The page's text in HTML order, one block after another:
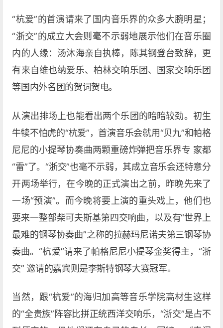
“杭爱”的首演请来了国内音乐界的众多大腕明星；
“浙交”的成立大会则毫不示弱地展示他们在音乐圈
内的人缘：汤沐海亲自执棒，陈其钢登台致辞，更
有来自维也纳爱乐、柏林交响乐团、国家交响乐团
等国内外名团的贺词贺电。
从演出排场上也能看出两个乐团的暗暗较劲。初生
牛犊不怕虎的“杭爱”，首演音乐会就用“贝九”和帕格
尼尼的小提琴协奏曲两颗重磅炸弹把音乐界专 家都
“雷”了。“浙交”也毫不示弱，其成立音乐会还特意分
开两场举行，在今晚的正式演出之前，昨晚先来了
一场“预演”。而今晚将要上演的重头戏上，他们也
要来一整部柴可夫斯基第四交响曲，以及有“世界上
最难的钢琴协奏曲”之称的拉赫玛尼诺夫第三钢琴协
奏曲。“杭爱”请来了帕格尼尼小提琴金奖得主，“浙
交” 邀请的嘉宾则是李斯特钢琴大赛冠军。
当然，跟“杭爱”的海归加高等音乐学院高材生这样
的“全贵族”阵容比拼正统西洋交响乐，“浙交”是占不